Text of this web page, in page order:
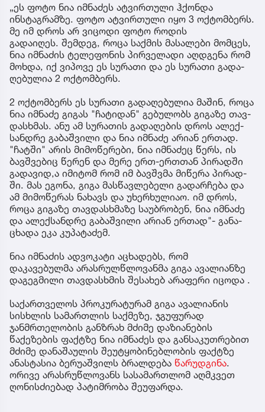
„ეს ფოტო ნია იმნაძეს ატვირთული ჰქონდა
ინსტაგრამზე. ფოტო ატვირთული იყო 3 ოქტომბერს.
მე იმ დროს არ ვიცოდი ფოტო როდის
გადაიღეს. შემ­დეგ, როცა საქ­მის მა­სა­ლე­ბი მომ­ცეს,
ნია იმ­ნა­ძის ტე­ლე­ფო­ნის პირ­ვე­ლა­დი აღ­დგე­ნა რომ
მოხ­და, იქ ვი­პო­ვე ეს სუ­რა­თი და ეს სუ­რა­თი გა­და­
ღე­ბუ­ლია 2 ოქ­ტომ­ბერს.
2 ოქ­ტომ­ბერს ეს სუ­რა­თი გა­და­ღე­ბუ­ლია მა­შინ, როცა
ნია იმ­ნა­ძე გი­გას "ჩა­ტი­დან" გე­ბუ­ლობს გი­გა­ზე თავ­
დას­ხმას. ანუ ამ სუ­რა­თის გა­და­ღე­ბის დროს ალექ­
სან­დრე გა­ბაშ­ვი­ლი და ნია იმ­ნა­ძე არი­ან ერ­თად.
"ჩატ­ში" არის მი­მო­წე­რე­ბი, ნია იმ­ნა­ძეც წერს, ის
ბავ­შვე­ბიც წე­რენ და მერე ერთ-ერ­თთან პი­რად­ში
გა­და­ვი­დ,ა იმი­ტომ რომ იმ ბავ­შვმა მი­წე­რა პი­რად­
ში. მას ეგო­ნა, გიგა მას­წავ­ლე­ბე­ლი გა­დარ­ჩე­ბა და
ამ მი­მო­წე­რას ნა­ხავს და უხერ­ხუ­ლი­აო. იმ დროს,
როცა გი­გა­ზე თავ­დას­ხმა­ზე სა­უბ­რო­ბენ, ნია იმ­ნა­ძე
და ალექ­სან­დრე გა­ბაშ­ვი­ლი არი­ან ერ­თად"- გა­ნა­
ცხა­და ეკა კუ­პა­ტა­ძემ.
ნია იმნაძის ადვოკატი აცხადებს, რომ
დაკავებულმა არასრულწლოვანმა გიგა ავალიანზე
დაგეგმილი თავდასხმის შესახებ არაფერი იცოდა .
საქართველოს პროკურატურამ გიგა ავალიანის
სისხლის სამართლის საქმეზე, ჯგუფურად
ჯანმრთელობის განზრახ მძიმე დაზიანების
წაქეზების ფაქტზე ნია იმნაძეს და განსაკუთრებით
მძიმე დანაშაულის შეუტყობინებლობის ფაქტზე
ანასტასია ბერუაშვილს ბრალდება წარუდგინა.
ორივე არასრუწლოვანს სასამართლომ აღმკვეთ
ღონისძიებად პატიმრობა შეუფარდა.